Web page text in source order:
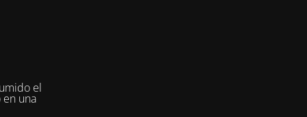
el
una